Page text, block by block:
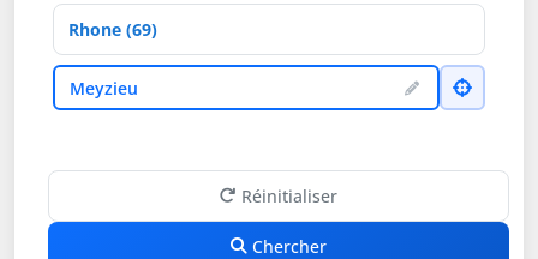
Département
VilleMeyzieu
Réinitialiser
Chercher